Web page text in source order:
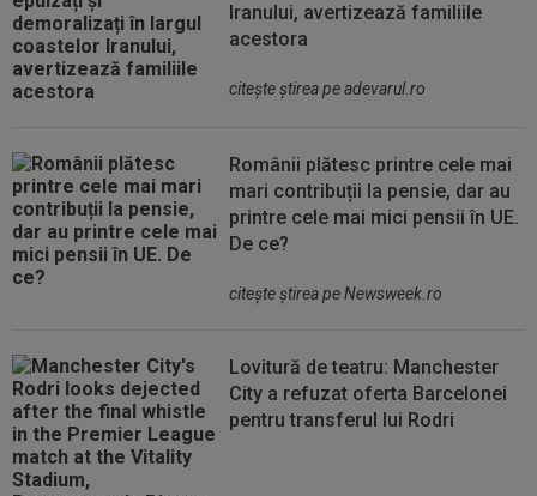
Iranului, avertizează familiile
acestora
citeşte ştirea pe adevarul.ro
Românii plătesc printre cele mai
mari contribuții la pensie, dar au
printre cele mai mici pensii în UE.
De ce?
citeşte ştirea pe Newsweek.ro
Lovitură de teatru: Manchester
City a refuzat oferta Barcelonei
pentru transferul lui Rodri